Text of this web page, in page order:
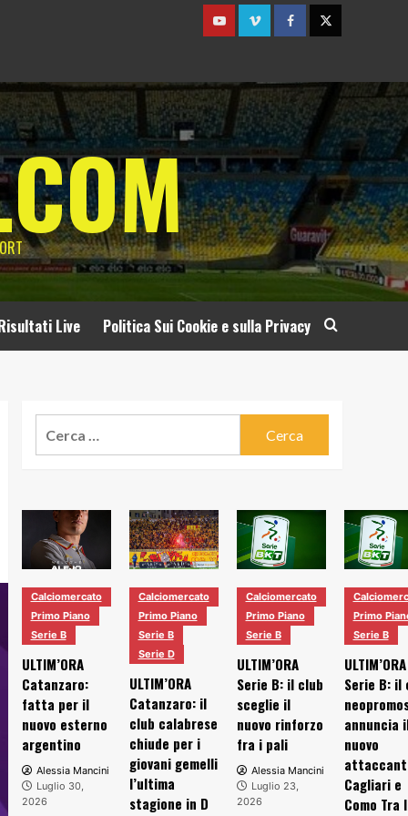
YoutubeVimeoFacebookTwitter
Live Politica Sui Cookie e sulla Privacy
Calciomercato
Primo Piano
Serie B
ULTIM’ORA
Catanzaro:
fatta per il
nuovo esterno
argentino
Alessia Mancini
Luglio 30,
2026
Calciomercato
Primo Piano
Serie B
Serie D
ULTIM’ORA
Catanzaro: il
club calabrese
chiude per i
giovani gemelli
l’ultima
stagione in D
Calciomercato
Primo Piano
Serie B
ULTIM’ORA
Serie B: il club
sceglie il
nuovo rinforzo
fra i pali
Alessia Mancini
Luglio 23,
2026
Primo
Serie B
ULTIM’ORA
Serie B: il
annuncia
nuovo
Cagliari e
Como Tra